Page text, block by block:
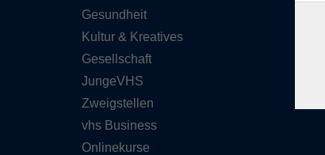
Gesundheit
Kultur & Kreatives
Gesellschaft
JungeVHS
Zweigstellen
vhs Business
Onlinekurse